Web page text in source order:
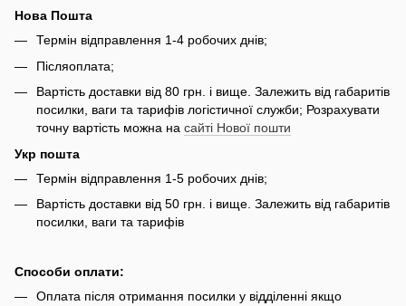
Нова Пошта
Термін відправлення 1-4 робочих днів;
Післяоплата;
Вартість доставки від 80 грн. і вище. Залежить від габаритів
посилки, ваги та тарифів логістичної служби; Розрахувати
точну вартість можна на сайті Нової пошти
Укр пошта
Термін відправлення 1-5 робочих днів;
Вартість доставки від 50 грн. і вище. Залежить від габаритів
посилки, ваги та тарифів
Способи оплати:
Оплата після отримання посилки у відділенні якщо